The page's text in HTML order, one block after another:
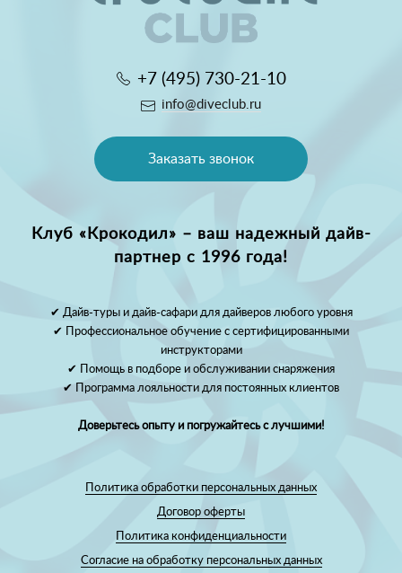
+7 (495) 730-21-10
info@diveclub.ru
Заказать звонок
Клуб «Крокодил» – ваш надежный дайв-
партнер с 1996 года!
✔ Дайв-туры и дайв-сафари для дайверов любого уровня
✔ Профессиональное обучение с сертифицированными
инструкторами
✔ Помощь в подборе и обслуживании снаряжения
✔ Программа лояльности для постоянных клиентов
Доверьтесь опыту и погружайтесь с лучшими!
Политика обработки персональных данных
Договор оферты
Политика конфиденциальности
Согласие на обработку персональных данных